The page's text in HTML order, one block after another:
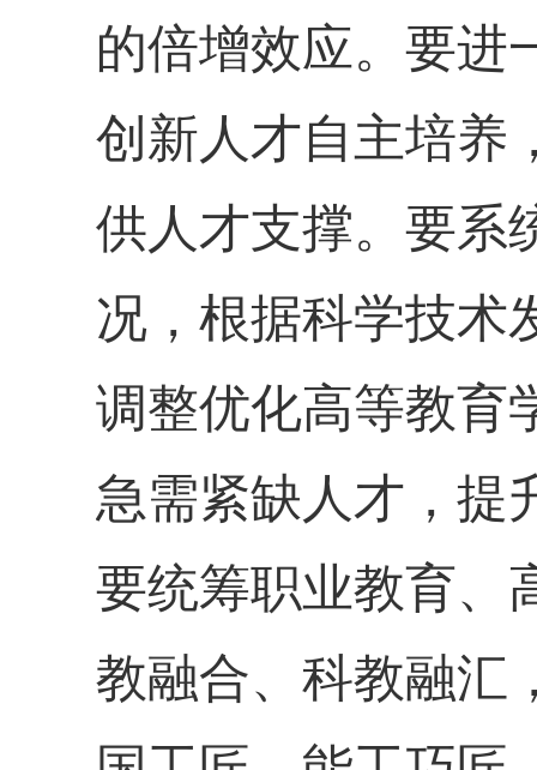
的倍增效应。要进
创新人才自主培养
供人才支撑。要系
况，根据科学技术
调整优化高等教育
急需紧缺人才，提
要统筹职业教育、
教融合、科教融汇